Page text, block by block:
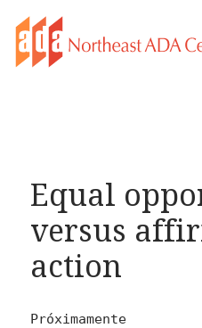
Equal
versus
action
Próximamente